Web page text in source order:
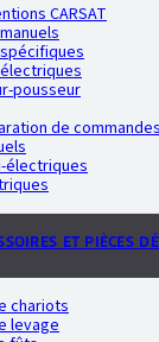
CARSAT
pousseur
de commandes
électriques
ET PIÈCES
chariots
levage